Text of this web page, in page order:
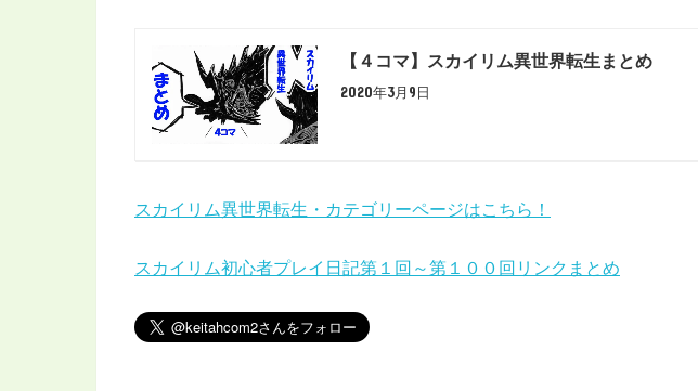
【４コマ】スカイリム異世界転生まとめ
2020年3月9日
スカイリム異世界転生・カテゴリーページはこちら！
スカイリム初心者プレイ日記第１回～第１００回リンクまとめ